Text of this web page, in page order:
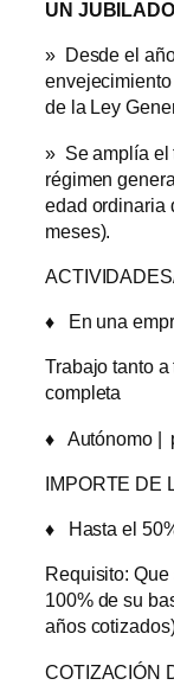
UN JUBILADO
» Desde el
de la Ley
» Se amplía el
régimen
edad ordinaria
meses).
♦En una
Trabajo tanto
completa
♦Autónomo |
IMPORTE DE
♦Hasta el
Requisito:
100% de su
años
COTIZACIÓN